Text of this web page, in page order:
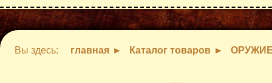
Вы здесь: главная Каталог товаров